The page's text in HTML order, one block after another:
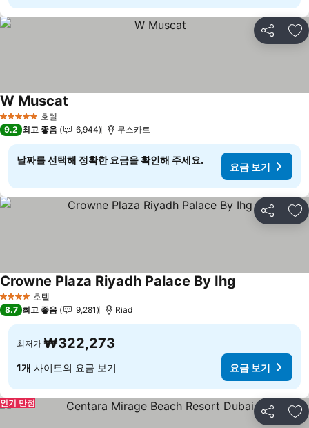
공유 즐
5 성급 호텔
W Muscat
9.2 최고 좋음 6,944 무스카트
날짜를 선택해 정확한 요금을 확인해 주세요.
요금 보기
공유 즐
4 성급 호텔
Crowne Plaza Riyadh Palace By Ihg
8.7 최고 좋음 9,281 Riad
최저가 ₩322,273
1개 사이트의 요금 보기 요금 보기
공유 즐
인기 만점